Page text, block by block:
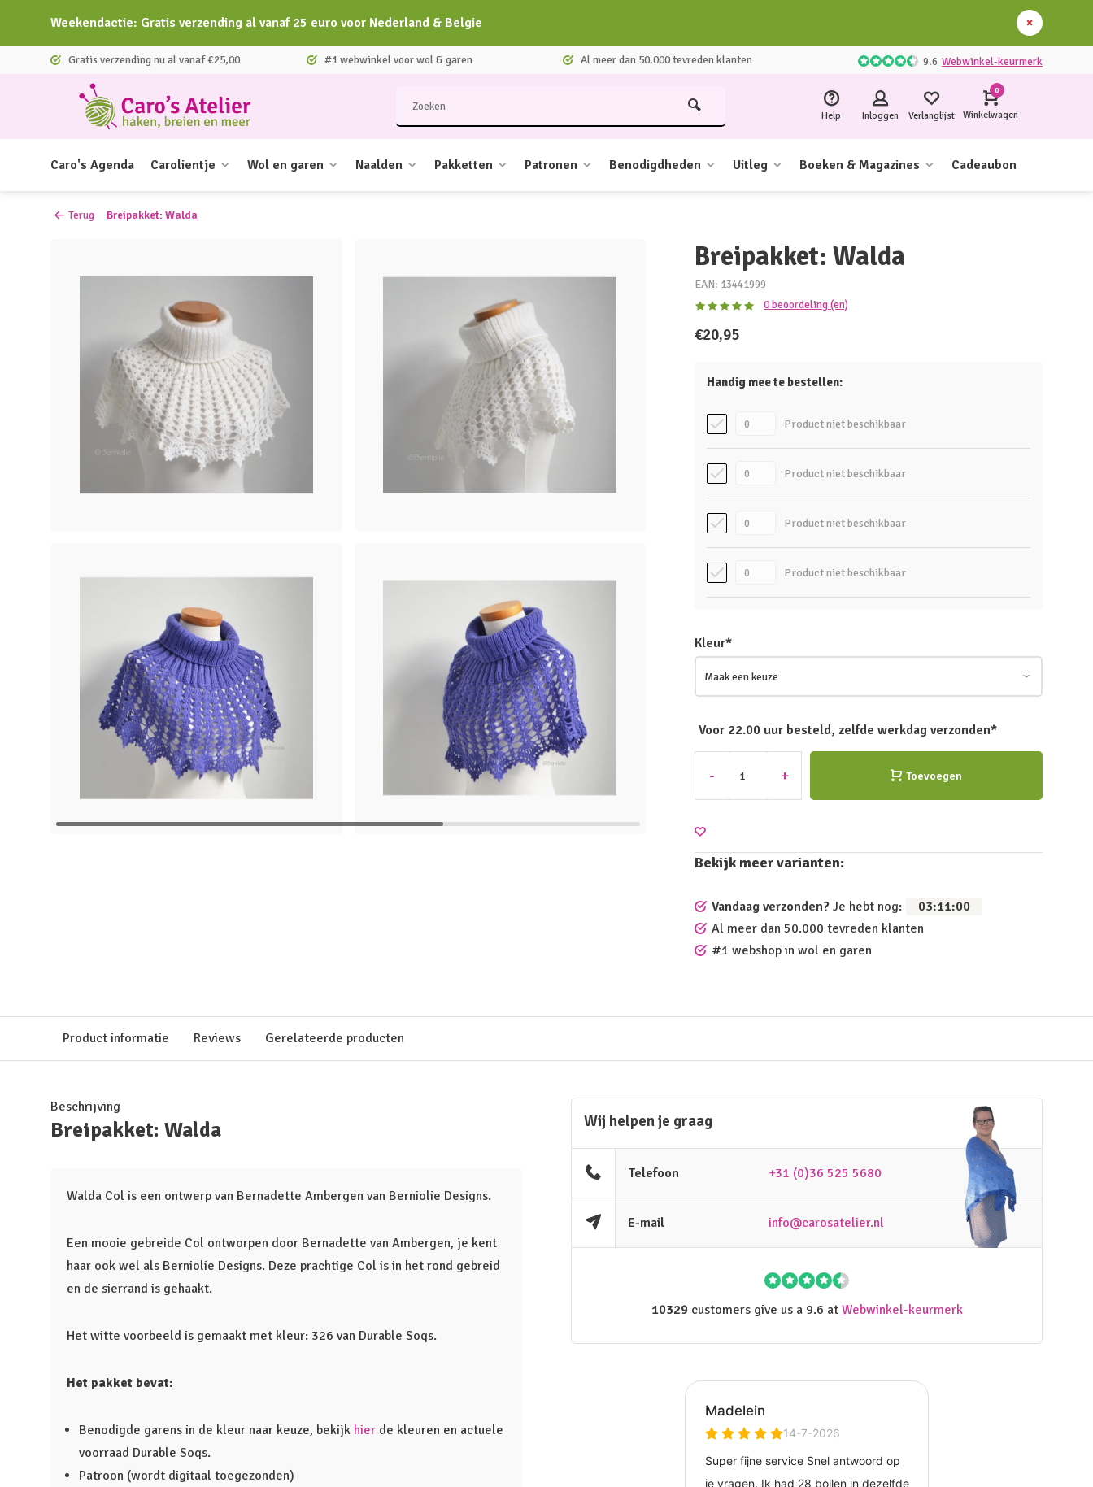
Weekendactie: Gratis verzending al vanaf 25 euro voor Nederland & Belgie
Gratis verzending nu al vanaf €25,00 #1 webwinkel voor wol & garen Al meer dan 50.000 tevreden klanten 9.6 Webwinkel-keurmerk
Help Inloggen Verlanglijst
0
Winkelwagen
Caro's Agenda Carolientje Wol en garen Naalden Pakketten Patronen Benodigdheden Uitleg Boeken & Magazines Cadeaubon
Terug Breipakket: Walda
Breipakket: Walda
EAN: 13441999
0 beoordeling (en)
€20,95
Handig mee te bestellen:
Product niet beschikbaar
Product niet beschikbaar
Product niet beschikbaar
Product niet beschikbaar
Kleur*
Voor 22.00 uur besteld, zelfde werkdag verzonden*
- + Toevoegen
Bekijk meer varianten:
Vandaag verzonden? Je hebt nog: 03:10:59
Al meer dan 50.000 tevreden klanten
#1 webshop in wol en garen
Product informatie Reviews Gerelateerde producten
Beschrijving
Breipakket: Walda
Walda Col is een ontwerp van Bernadette Ambergen van Berniolie Designs.
Een mooie gebreide Col ontworpen door Bernadette van Ambergen, je kent
haar ook wel als Berniolie Designs. Deze prachtige Col is in het rond gebreid
en de sierrand is gehaakt.
Het witte voorbeeld is gemaakt met kleur: 326 van Durable Soqs.
Het pakket bevat:
Benodigde garens in de kleur naar keuze, bekijk hier de kleuren en actuele
voorraad Durable Soqs.
Patroon (wordt digitaal toegezonden)
Wij helpen je graag
Telefoon +31 (0)36 525 5680
E-mail info@carosatelier.nl
10329customers give us a 9.6 at Webwinkel-keurmerk